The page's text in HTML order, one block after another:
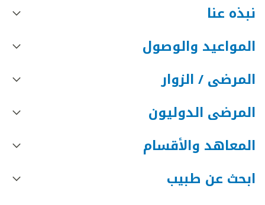
نبذه عنا
المواعيد والوصول
المرضى / الزوار
المرضى الدوليون
المعاهد والأقسام
ابحث عن طبيب